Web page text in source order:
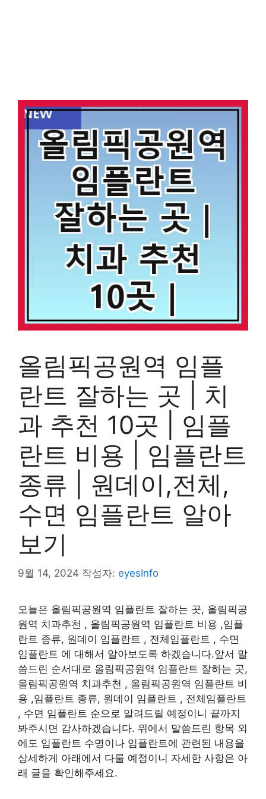
올림픽공원역 임플
란트 잘하는 곳 | 치
과 추천 10곳 | 임플
란트 비용 | 임플란트
종류 | 원데이,전체,
수면 임플란트 알아
보기
9월 14, 2024 작성자: eyesInfo
오늘은 올림픽공원역 임플란트 잘하는 곳, 올림픽공
원역 치과추천 , 올림픽공원역 임플란트 비용 ,임플
란트 종류, 원데이 임플란트 , 전체임플란트 , 수면
임플란트 에 대해서 알아보도록 하겠습니다.앞서 말
씀드린 순서대로 올림픽공원역 임플란트 잘하는 곳,
올림픽공원역 치과추천 , 올림픽공원역 임플란트 비
용 ,임플란트 종류, 원데이 임플란트 , 전체임플란트
, 수면 임플란트 순으로 알려드릴 예정이니 끝까지
봐주시면 감사하겠습니다. 위에서 말씀드린 항목 외
에도 임플란트 수명이나 임플란트에 관련된 내용을
상세하게 아래에서 다룰 예정이니 자세한 사항은 아
래 글을 확인해주세요.